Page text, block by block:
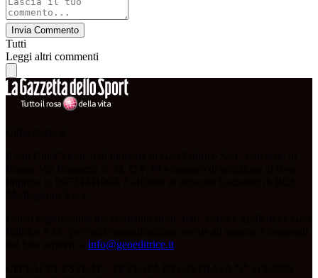
Invia Commento
Tutti
Leggi altri commenti
info@geoeditrice.it